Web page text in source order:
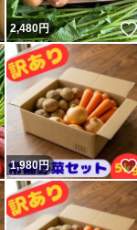
いいね！
2,480円
いいね！
1,980円